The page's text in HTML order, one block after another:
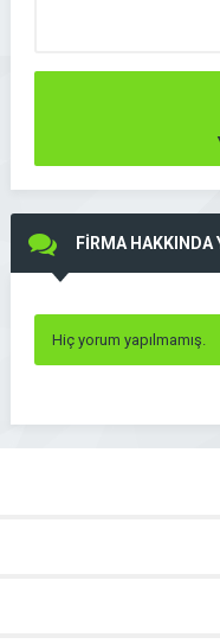
FİRMA HAKKINDA
Hiç yorum yapılmamış.